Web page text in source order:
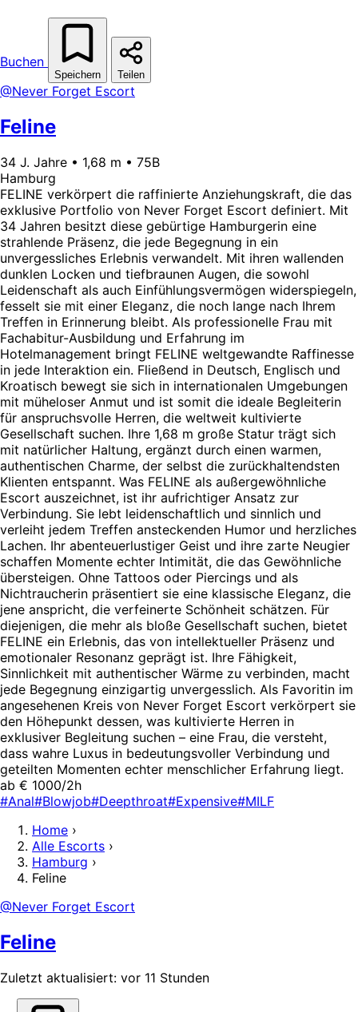
Buchen
Speichern Teilen
@Never Forget Escort
Feline
34 J. Jahre • 1,68 m • 75B
Hamburg
FELINE verkörpert die raffinierte Anziehungskraft, die das
exklusive Portfolio von Never Forget Escort definiert. Mit
34 Jahren besitzt diese gebürtige Hamburgerin eine
strahlende Präsenz, die jede Begegnung in ein
unvergessliches Erlebnis verwandelt. Mit ihren wallenden
dunklen Locken und tiefbraunen Augen, die sowohl
Leidenschaft als auch Einfühlungsvermögen widerspiegeln,
fesselt sie mit einer Eleganz, die noch lange nach Ihrem
Treffen in Erinnerung bleibt. Als professionelle Frau mit
Fachabitur-Ausbildung und Erfahrung im
Hotelmanagement bringt FELINE weltgewandte Raffinesse
in jede Interaktion ein. Fließend in Deutsch, Englisch und
Kroatisch bewegt sie sich in internationalen Umgebungen
mit müheloser Anmut und ist somit die ideale Begleiterin
für anspruchsvolle Herren, die weltweit kultivierte
Gesellschaft suchen. Ihre 1,68 m große Statur trägt sich
mit natürlicher Haltung, ergänzt durch einen warmen,
authentischen Charme, der selbst die zurückhaltendsten
Klienten entspannt. Was FELINE als außergewöhnliche
Escort auszeichnet, ist ihr aufrichtiger Ansatz zur
Verbindung. Sie lebt leidenschaftlich und sinnlich und
verleiht jedem Treffen ansteckenden Humor und herzliches
Lachen. Ihr abenteuerlustiger Geist und ihre zarte Neugier
schaffen Momente echter Intimität, die das Gewöhnliche
übersteigen. Ohne Tattoos oder Piercings und als
Nichtraucherin präsentiert sie eine klassische Eleganz, die
jene anspricht, die verfeinerte Schönheit schätzen. Für
diejenigen, die mehr als bloße Gesellschaft suchen, bietet
FELINE ein Erlebnis, das von intellektueller Präsenz und
emotionaler Resonanz geprägt ist. Ihre Fähigkeit,
Sinnlichkeit mit authentischer Wärme zu verbinden, macht
jede Begegnung einzigartig unvergesslich. Als Favoritin im
angesehenen Kreis von Never Forget Escort verkörpert sie
den Höhepunkt dessen, was kultivierte Herren in
exklusiver Begleitung suchen – eine Frau, die versteht,
dass wahre Luxus in bedeutungsvoller Verbindung und
geteilten Momenten echter menschlicher Erfahrung liegt.
ab € 1000/2h
#Anal#Blowjob#Deepthroat#Expensive#MILF
Home ›
Alle Escorts ›
Hamburg ›
Feline
@Never Forget Escort
Feline
Zuletzt aktualisiert: vor 11 Stunden